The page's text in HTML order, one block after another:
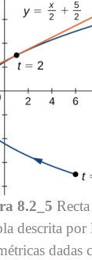
8.2_5
descrita por
dadas